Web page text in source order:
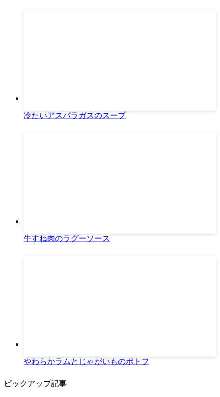
冷たいアスパラガスのスープ
牛すね肉のラグーソース
やわらかラムとじゃがいものポトフ
ピックアップ記事